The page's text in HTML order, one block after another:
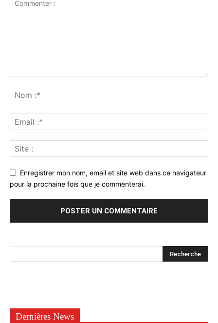
Enregistrer mon nom, email et site web dans ce navigateur
pour la prochaine fois que je commenterai.
Dernières News